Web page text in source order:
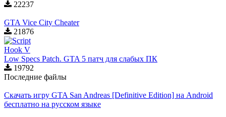
22237
GTA Vice City Cheater
21876
Low Specs Patch. GTA 5 патч для слабых ПК
19792
Последние файлы
Скачать игру GTA San Andreas [Definitive Edition] на Android
бесплатно на русском языке